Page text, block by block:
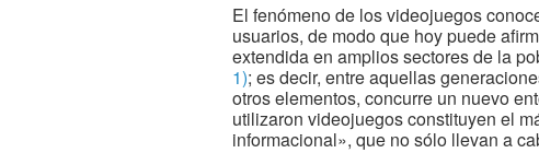
El fenómeno de los videojuegos
usuarios, de modo que hoy puede
extendida en amplios sectores de la
1); es decir, entre aquellas
otros elementos, concurre un nuevo
utilizaron videojuegos constituyen el
informacional», que no sólo llevan a